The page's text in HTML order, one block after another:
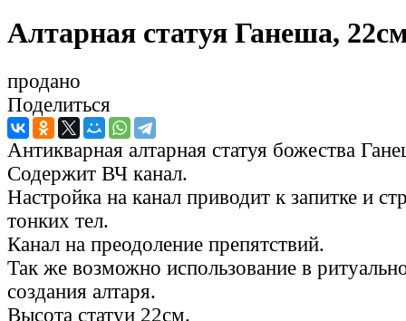
Алтарная статуя Ганеша,
продано
Поделиться
Антикварная алтарная статуя божества
Содержит ВЧ канал.
Настройка на канал приводит к запитке и
тонких тел.
Канал на преодоление препятствий.
Так же возможно использование в
создания алтаря.
Высота статуи 22см.